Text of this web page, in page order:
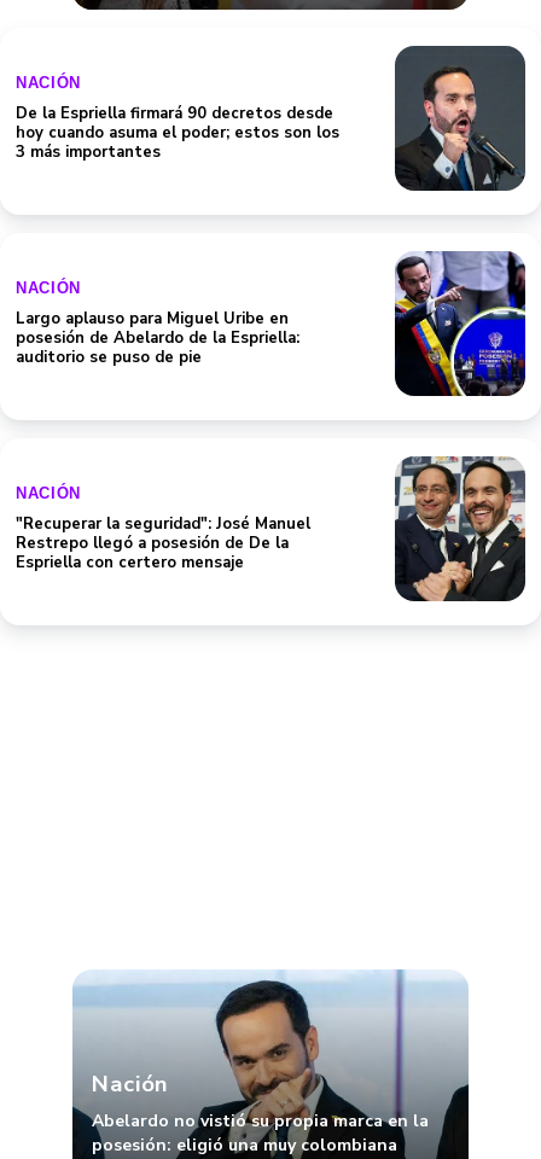
NACIÓN
De la Espriella firmará 90 decretos desde
hoy cuando asuma el poder; estos son los
3 más importantes
NACIÓN
Largo aplauso para Miguel Uribe en
posesión de Abelardo de la Espriella:
auditorio se puso de pie
NACIÓN
"Recuperar la seguridad": José Manuel
Restrepo llegó a posesión de De la
Espriella con certero mensaje
Nación
Abelardo no vistió su propia marca en la
posesión: eligió una muy colombiana